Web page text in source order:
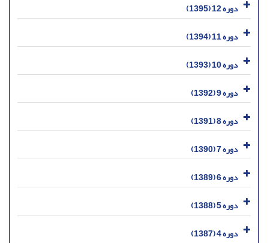
دوره 12 (1395)
دوره 11 (1394)
دوره 10 (1393)
دوره 9 (1392)
دوره 8 (1391)
دوره 7 (1390)
دوره 6 (1389)
دوره 5 (1388)
دوره 4 (1387)